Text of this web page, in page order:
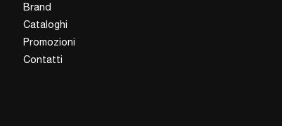
Brand
Cataloghi
Promozioni
Contatti